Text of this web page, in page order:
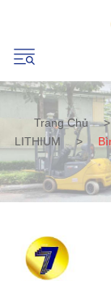
Trang Chủ >
LITHIUM
>